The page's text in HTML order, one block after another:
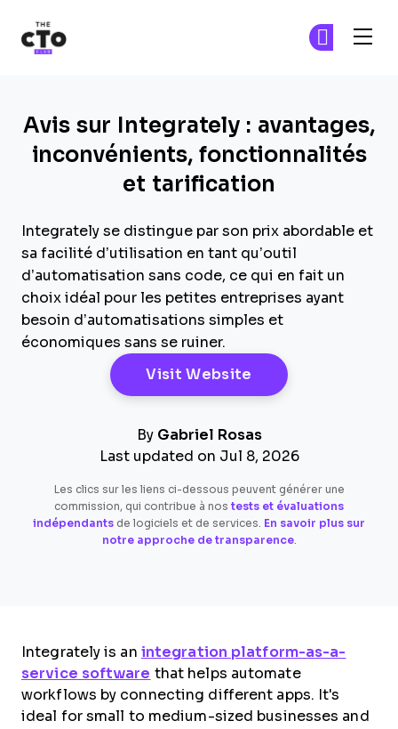
Avis sur Integrately : avantages,
inconvénients, fonctionnalités
et tarification
Integrately se distingue par son prix abordable et
sa facilité d’utilisation en tant qu’outil
d’automatisation sans code, ce qui en fait un
choix idéal pour les petites entreprises ayant
besoin d’automatisations simples et
économiques sans se ruiner.
Visit Website Opens New
By Gabriel Rosas
Last updated on Jul 8, 2026
Les clics sur les liens ci-dessous peuvent générer une
commission, qui contribue à nos tests et évaluations
indépendants de logiciels et de services. En savoir plus sur
notre approche de transparence.
Integrately is an integration platform-as-a-
service software that helps automate
workflows by connecting different apps. It's
ideal for small to medium-sized businesses and